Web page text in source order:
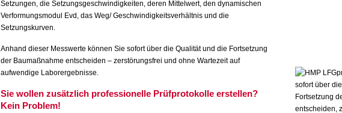
Setzungen, die Setzungsgeschwindigkeiten, deren Mittelwert, den dynamischen
Verformungsmodul Evd, das Weg/ Geschwindigkeitsverhältnis und die
Setzungskurven.
Anhand dieser Messwerte können Sie sofort über die Qualität und die Fortsetzung
der Baumaßnahme entscheiden – zerstörungsfrei und ohne Wartezeit auf
aufwendige Laborergebnisse.
Sie wollen zusätzlich professionelle Prüfprotokolle erstellen?
Kein Problem!